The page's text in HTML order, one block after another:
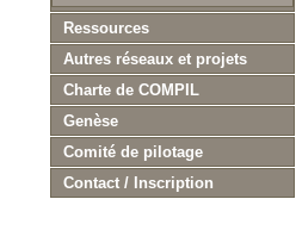
Ressources
Autres réseaux et projets
Charte de COMPIL
Genèse
Comité de pilotage
Contact / Inscription